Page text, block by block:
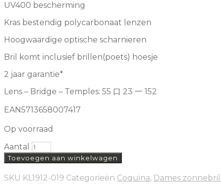
UV400 bescherming
Kras bestendig polycarbonaat lenzen
Hoogwaardige optische scharnieren
Bril komt inclusief brillen(poets) hoesje
2 jaar garantie*
Lens – Bridge – Temples: 55 口 23 一 152
EAN5713658007417
Op voorraad
Aantal
Toevoegen aan winkelwagen
SKU KL1912-019 Categorieën Coquina, Dames